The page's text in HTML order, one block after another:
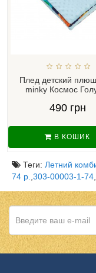
Плед детский
minky Космос
490 грн
В КОШИК
Теги: Летний
74 р. 303-00003-1-74